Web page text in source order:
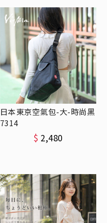
日本東京空氣包-大-時尚黑
7314
$ 2,480